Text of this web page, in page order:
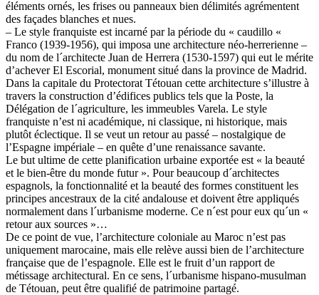
éléments ornés, les frises ou panneaux bien délimités agrémentent
des façades blanches et nues.
– Le style franquiste est incarné par la période du « caudillo «
Franco (1939-1956), qui imposa une architecture néo-herrerienne –
du nom de l´architecte Juan de Herrera (1530-1597) qui eut le mérite
d’achever El Escorial, monument situé dans la province de Madrid.
Dans la capitale du Protectorat Tétouan cette architecture s’illustre à
travers la construction d’édifices publics tels que la Poste, la
Délégation de l´agriculture, les immeubles Varela. Le style
franquiste n’est ni académique, ni classique, ni historique, mais
plutôt éclectique. Il se veut un retour au passé – nostalgique de
l’Espagne impériale – en quête d’une renaissance savante.
Le but ultime de cette planification urbaine exportée est « la beauté
et le bien-être du monde futur ». Pour beaucoup d´architectes
espagnols, la fonctionnalité et la beauté des formes constituent les
principes ancestraux de la cité andalouse et doivent être appliqués
normalement dans l´urbanisme moderne. Ce n´est pour eux qu´un «
retour aux sources »…
De ce point de vue, l’architecture coloniale au Maroc n’est pas
uniquement marocaine, mais elle relève aussi bien de l’architecture
française que de l’espagnole. Elle est le fruit d’un rapport de
métissage architectural. En ce sens, l´urbanisme hispano-musulman
de Tétouan, peut être qualifié de patrimoine partagé.